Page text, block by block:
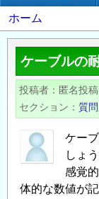
移
パ
ン
く
ず
ホーム
ケーブルの
投稿者 匿名投
セクション
質
ケー
しょう
感覚
体的な数値が